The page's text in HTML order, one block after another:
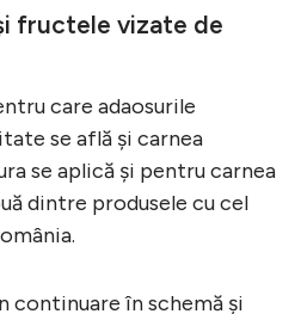
fructele vizate de
care adaosurile
se află și carnea
se aplică și pentru carnea
dintre produsele cu cel
continuare în schemă și